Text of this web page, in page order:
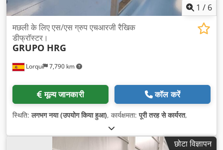
1 / 6
Lorquí 7,790 km
मछली के लिए एस/एस ग्रुप एचआरजी रैखिक
डीफ्रॉस्टर।
GRUPO HRG
मूल्य जानकारी कॉल करें
स्थिति:लगभग नया (उपयोग किया हुआ), कार्यक्षमता:पूरी तरह से कार्यरत,
छोटा विज्ञापन